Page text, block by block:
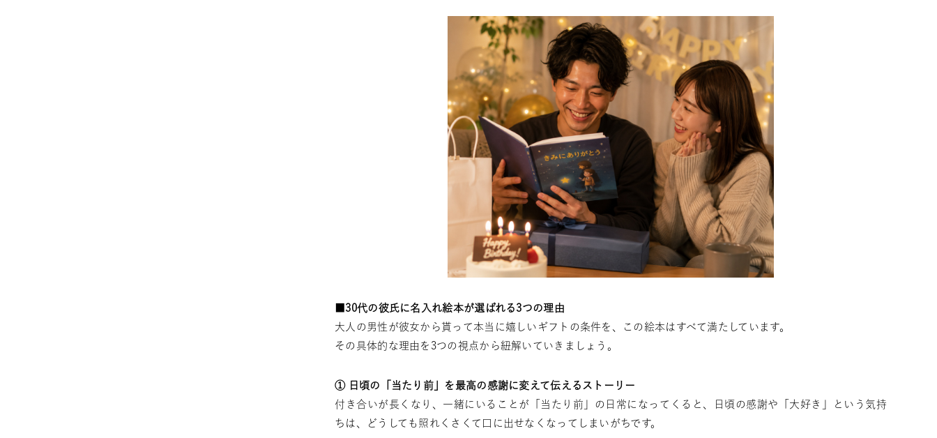
■30代の彼氏に名入れ絵本が選ばれる3つの理由
大人の男性が彼女から貰って本当に嬉しいギフトの条件を、この絵本はすべて満たしています。
その具体的な理由を3つの視点から紐解いていきましょう。
① 日頃の「当たり前」を最高の感謝に変えて伝えるストーリー
付き合いが長くなり、一緒にいることが「当たり前」の日常になってくると、日頃の感謝や「大好き」という気持
ちは、どうしても照れくさくて口に出せなくなってしまいがちです。